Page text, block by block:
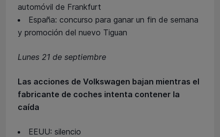
automóvil de Frankfurt
España: concurso para ganar un fin de semana
y promoción del nuevo Tiguan
Lunes 21 de septiembre
Las acciones de Volkswagen bajan mientras el
fabricante de coches intenta contener la
caída
EEUU: silencio